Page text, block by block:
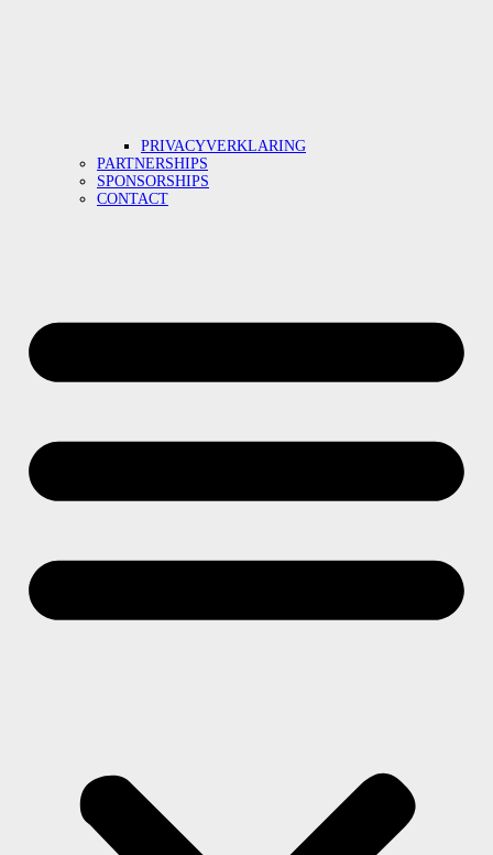
PRIVACYVERKLARING
PARTNERSHIPS
SPONSORSHIPS
CONTACT